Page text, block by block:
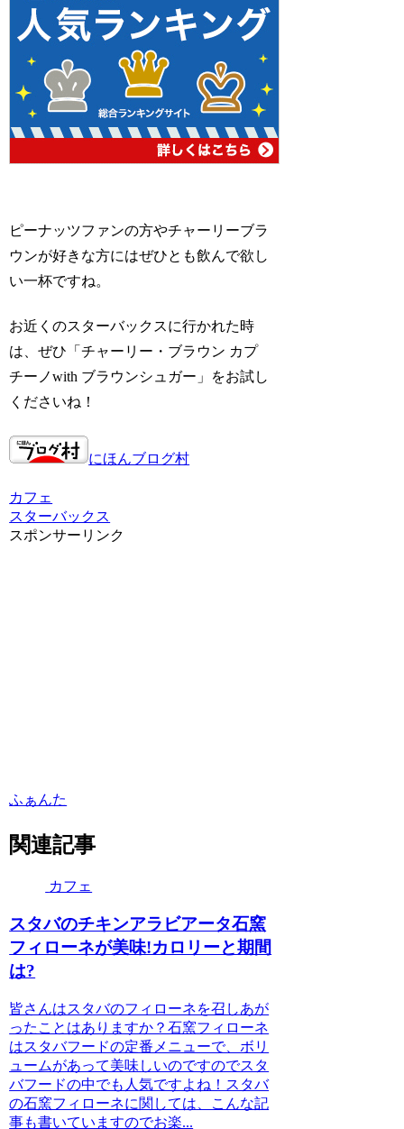
ピーナッツファンの方やチャーリーブラ
ウンが好きな方にはぜひとも飲んで欲し
い一杯ですね。
お近くのスターバックスに行かれた時
は、ぜひ 「チャーリー・ブラウン カプ
チーノwith ブラウンシュガー」
をお試し
くださいね！
にほんブログ村
カフェ
スターバックス
スポンサーリンク
ふぁんた
関連記事
カフェ
スタバのチキンアラビアータ石窯
フィローネが美味!カロリーと期間
は?
皆さんはスタバのフィローネを召しあが
ったことはありますか？石窯フィローネ
はスタバフードの定番メニューで、ボリ
ュームがあって美味しいのですのでスタ
バフードの中でも人気ですよね！スタバ
の石窯フィローネに関しては、こんな記
事も書いていますのでお楽...